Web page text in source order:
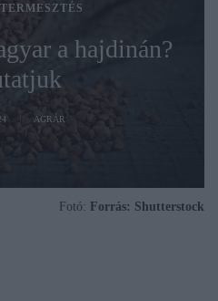
a hajdinán?
AGRÁR
Fotó: Forrás: Shutterstock